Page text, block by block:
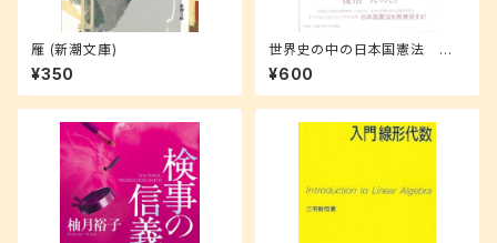
雁 (新潮文庫)
¥350
世界史の中の日本国憲法 立
憲主義の史的展開を踏まえて
¥600